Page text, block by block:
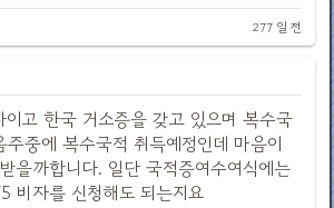
277 일 전
이고 한국 거소증을 갖고 있으며 복수국
중에 복수국적 취득예정인데 마음이
을까합니다. 일단 국적증여수여식에는
비자를 신청해도 되는지요